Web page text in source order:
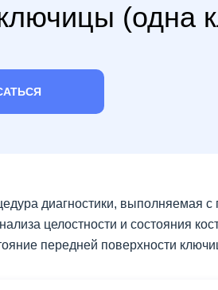
(одна
диагностики, выполняемая
целостности и состояния
передней поверхности